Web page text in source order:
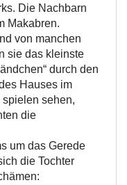
Die Nachbarn
Makabren.
von manchen
sie das kleinste
durch den
Hauses im
sehen,
die
um das Gerede
die Tochter